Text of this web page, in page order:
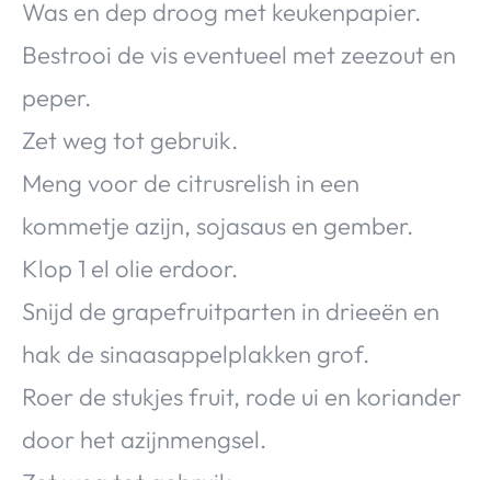
Was en dep droog met keukenpapier.
Bestrooi de vis eventueel met zeezout en
peper.
Zet weg tot gebruik.
Meng voor de citrusrelish in een
kommetje azijn, sojasaus en gember.
Klop 1 el olie erdoor.
Snijd de grapefruitparten in drieeën en
hak de sinaasappelplakken grof.
Roer de stukjes fruit, rode ui en koriander
door het azijnmengsel.